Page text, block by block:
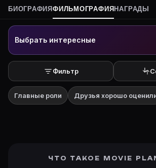
БИОГРАФИЯФИЛЬМОГРАФИЯ НАГРАДЫ
Выбрать интересные
Фильтр
Главные роли Друзья хорошо
ЧТО ТАКОЕ MOVIE